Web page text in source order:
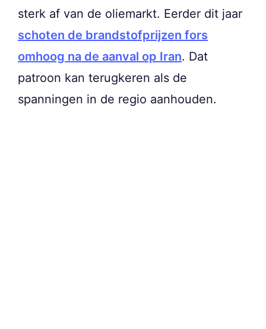
sterk af van de oliemarkt. Eerder dit jaar
schoten de brandstofprijzen fors
omhoog na de aanval op Iran. Dat
patroon kan terugkeren als de
spanningen in de regio aanhouden.